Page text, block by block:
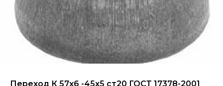
Переход К 57x6 -45x5 ст20 ГОСТ 17378-2001